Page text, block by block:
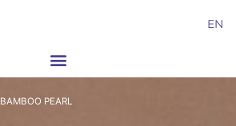
EN
BAMBOO PEARL